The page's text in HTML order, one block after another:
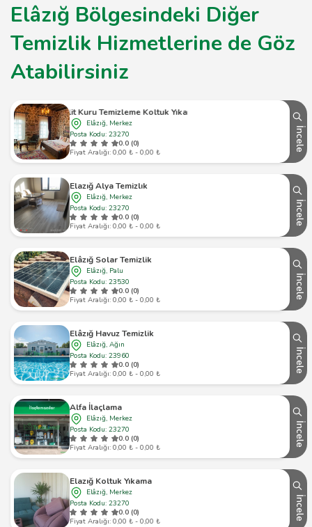
Elâzığ Bölgesindeki Diğer
Temizlik Hizmetlerine de Göz
Atabilirsiniz
Elit Kuru Temizleme Koltuk Yıkama
Elâzığ, Merkez
Posta Kodu: 23270
0.0 (0)
Fiyat Aralığı: 0,00 ₺ - 0,00 ₺
İncele
Elazığ Alya Temizlık
Elâzığ, Merkez
Posta Kodu: 23270
0.0 (0)
Fiyat Aralığı: 0,00 ₺ - 0,00 ₺
İncele
Elâzığ Solar Temizlik
Elâzığ, Palu
Posta Kodu: 23530
0.0 (0)
Fiyat Aralığı: 0,00 ₺ - 0,00 ₺
İncele
Elâzığ Havuz Temizlik
Elâzığ, Ağın
Posta Kodu: 23960
0.0 (0)
Fiyat Aralığı: 0,00 ₺ - 0,00 ₺
İncele
Alfa İlaçlama
Elâzığ, Merkez
Posta Kodu: 23270
0.0 (0)
Fiyat Aralığı: 0,00 ₺ - 0,00 ₺
İncele
Elazığ Koltuk Yıkama
Elâzığ, Merkez
Posta Kodu: 23270
0.0 (0)
Fiyat Aralığı: 0,00 ₺ - 0,00 ₺
İncele